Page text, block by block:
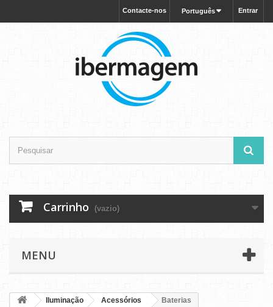
Entrar
Português
Contacte-nos
Carrinho (vazio)
MENU
Iluminação Acessórios Baterias